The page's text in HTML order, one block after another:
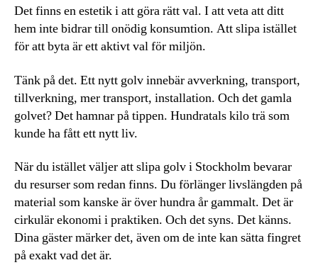
Det finns en estetik i att göra rätt val. I att veta att ditt
hem inte bidrar till onödig konsumtion. Att slipa istället
för att byta är ett aktivt val för miljön.
Tänk på det. Ett nytt golv innebär avverkning, transport,
tillverkning, mer transport, installation. Och det gamla
golvet? Det hamnar på tippen. Hundratals kilo trä som
kunde ha fått ett nytt liv.
När du istället väljer att slipa golv i Stockholm bevarar
du resurser som redan finns. Du förlänger livslängden på
material som kanske är över hundra år gammalt. Det är
cirkulär ekonomi i praktiken. Och det syns. Det känns.
Dina gäster märker det, även om de inte kan sätta fingret
på exakt vad det är.